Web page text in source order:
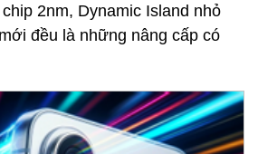
2nm, Dynamic Island nhỏ
đều là những nâng cấp có